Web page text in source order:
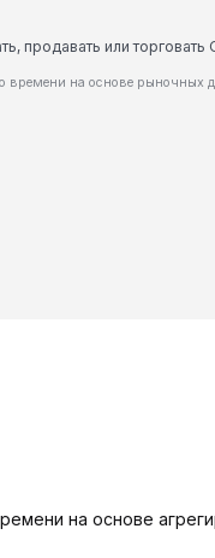
продавать или торговать
времени на основе рыночных
на основе